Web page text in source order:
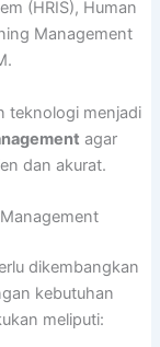
(HRIS), Human
Management
teknologi menjadi
agar
dan akurat.
dikembangkan
kebutuhan
meliputi: